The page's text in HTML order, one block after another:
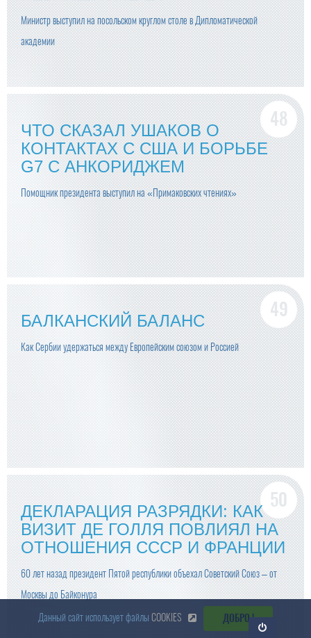
Министр выступил на посольском круглом столе в Дипломатической
академии
ЧТО СКАЗАЛ УШАКОВ О
КОНТАКТАХ С США И БОРЬБЕ
G7 С АНКОРИДЖЕМ
Помощник президента выступил на «Примаковских чтениях»
БАЛКАНСКИЙ БАЛАНС
Как Сербии удержаться между Европейским союзом и Россией
ДЕКЛАРАЦИЯ РАЗРЯДКИ: КАК
ВИЗИТ ДЕ ГОЛЛЯ ПОВЛИЯЛ НА
ОТНОШЕНИЯ СССР И ФРАНЦИИ
60 лет назад президент Пятой республики объехал Советский Союз – от
Москвы до Байконура
Данный сайт использует файлы COOKIES ДОБРО !
Откр